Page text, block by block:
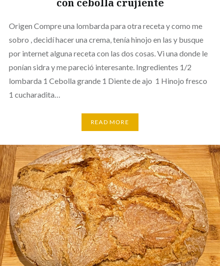
Origen Compre una lombarda para otra receta y como me
sobro , decidí hacer una crema, tenía hinojo en las y busque
por internet alguna receta con las dos cosas. Vi una donde le
ponían sidra y me pareció interesante. Ingredientes 1/2
lombarda 1 Cebolla grande 1 Diente de ajo 1 Hinojo fresco
1 cucharadita…
READ MORE